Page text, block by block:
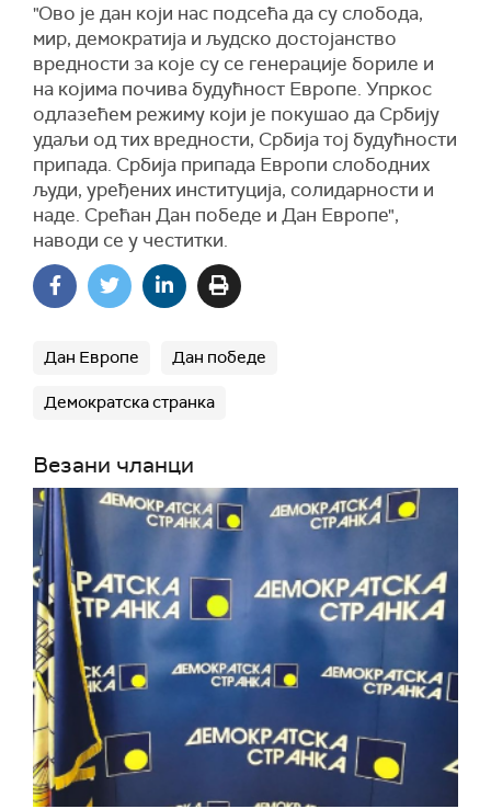
"Ово је дан који нас подсећа да су слобода,
мир, демократија и људско достојанство
вредности за које су се генерације бориле и
на којима почива будућност Европе. Упркос
одлазећем режиму који је покушао да Србију
удаљи од тих вредности, Србија тој будућности
припада. Србија припада Европи слободних
људи, уређених институција, солидарности и
наде. Срећан Дан победе и Дан Европе",
наводи се у честитки.
Дан Европе Дан победе
Демократска странка
Везани чланци